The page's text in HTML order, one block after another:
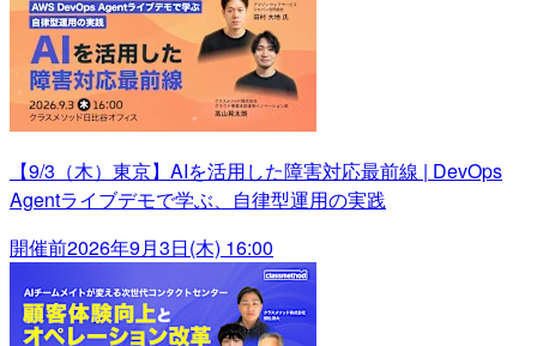
【9/3（木）東京】AIを活用した障害対応最前線 | DevOps
Agentライブデモで学ぶ、自律型運用の実践
開催前2026年9月3日(木) 16:00